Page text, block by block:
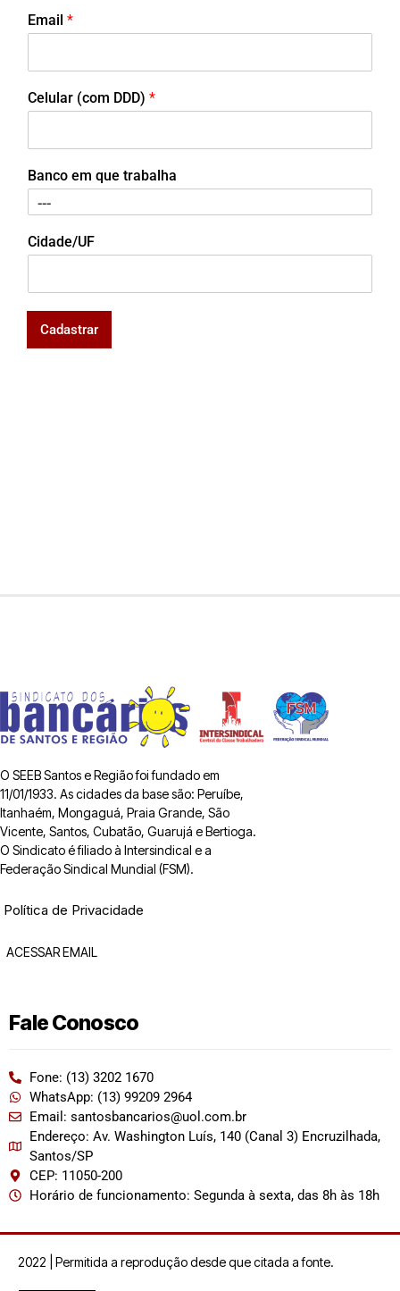
Email *
Celular (com DDD) *
Banco em que trabalha
Cidade/UF
Cadastrar
O SEEB Santos e Região foi fundado em
11/01/1933. As cidades da base são: Peruíbe,
Itanhaém, Mongaguá, Praia Grande, São
Vicente, Santos, Cubatão, Guarujá e Bertioga.
O Sindicato é filiado à Intersindical e a
Federação Sindical Mundial (FSM).
Política de Privacidade
ACESSAR EMAIL
Fale Conosco
Fone: (13) 3202 1670
WhatsApp: (13) 99209 2964
Email: santosbancarios@uol.com.br
Endereço: Av. Washington Luís, 140 (Canal 3) Encruzilhada,
Santos/SP
CEP: 11050-200
Horário de funcionamento: Segunda à sexta, das 8h às 18h
2022 | Permitida a reprodução desde que citada a fonte.